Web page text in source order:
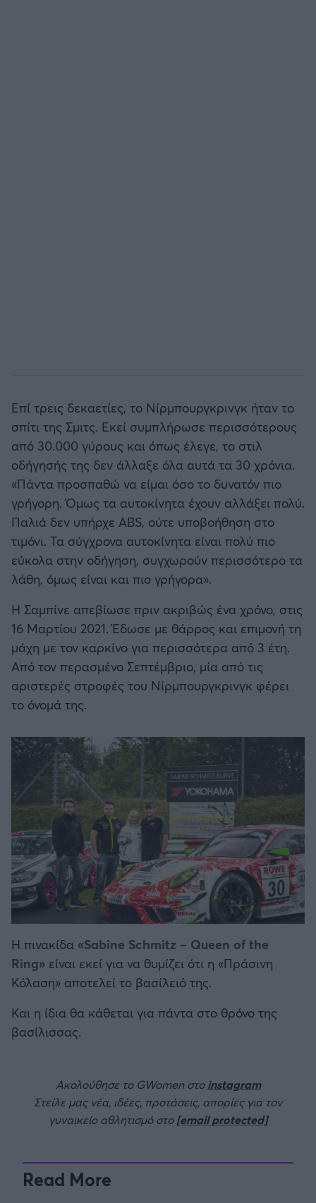
Επί τρεις δεκαετίες, το Νίρμπουργκρινγκ ήταν το
σπίτι της Σμιτς. Εκεί συμπλήρωσε περισσότερους
από 30.000 γύρους και όπως έλεγε, το στιλ
οδήγησής της δεν άλλαξε όλα αυτά τα 30 χρόνια.
«Πάντα προσπαθώ να είμαι όσο το δυνατόν πιο
γρήγορη. Όμως τα αυτοκίνητα έχουν αλλάξει πολύ.
Παλιά δεν υπήρχε ABS, ούτε υποβοήθηση στο
τιμόνι. Τα σύγχρονα αυτοκίνητα είναι πολύ πιο
εύκολα στην οδήγηση, συγχωρούν περισσότερο τα
λάθη, όμως είναι και πιο γρήγορα».
Η Σαμπίνε απεβίωσε πριν ακριβώς ένα χρόνο, στις
16 Μαρτίου 2021. Έδωσε με θάρρος και επιμονή τη
μάχη με τον καρκίνο για περισσότερα από 3 έτη.
Από τον περασμένο Σεπτέμβριο, μία από τις
αριστερές στροφές του Νίρμπουργκρινγκ φέρει
το όνομά της.
Η πινακίδα «Sabine Schmitz – Queen of the
Ring» είναι εκεί για να θυμίζει ότι η «Πράσινη
Κόλαση» αποτελεί το βασίλειό της.
Και η ίδια θα κάθεται για πάντα στο θρόνο της
βασίλισσας.
Ακολούθησε το GWomen στοinstagram
Στείλε μας νέα, ιδέες, προτάσεις, απορίες για τον
γυναικείο αθλητισμό στο[email protected]
Read More